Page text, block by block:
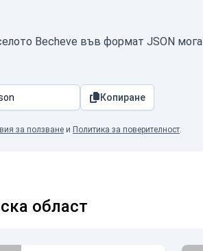
Becheve във формат JSON
Копиране
за ползване и Политика за поверителност.
област